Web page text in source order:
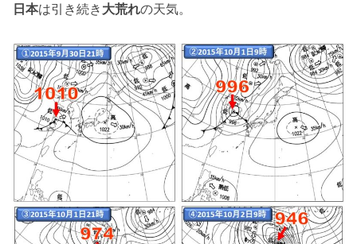
日本は引き続き 大荒れの天気。